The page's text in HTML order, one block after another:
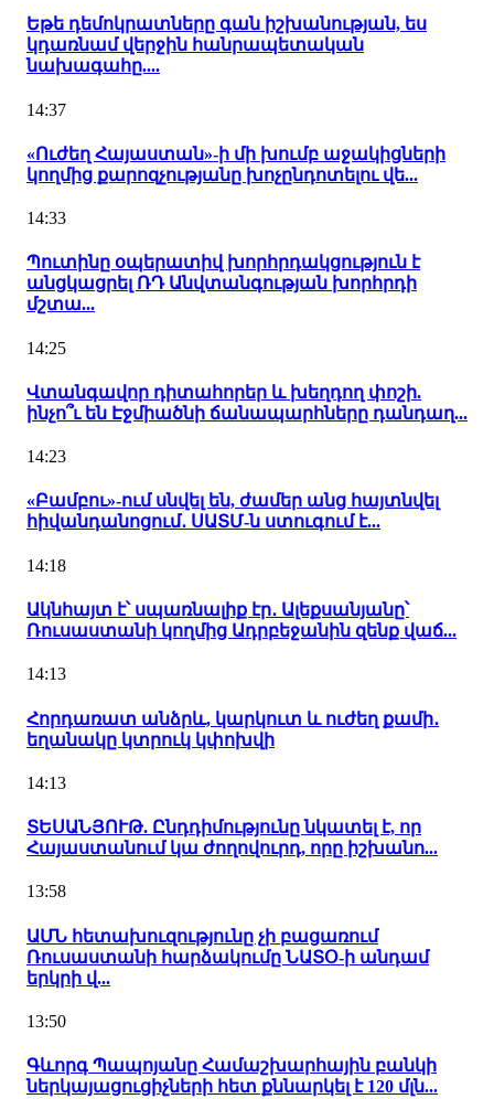
Եթե դեմոկրատները գան իշխանության, ես
կդառնամ վերջին հանրապետական
նախագահը....
14:37
«Ուժեղ Հայաստան»-ի մի խումբ աջակիցների
կողմից քարոզչությանը խոչընդոտելու վե...
14:33
Պուտինը օպերատիվ խորհրդակցություն է
անցկացրել ՌԴ Անվտանգության խորհրդի
մշտա...
14:25
Վտանգավոր դիտահորեր և խեղդող փոշի.
ինչո՞ւ են Էջմիածնի ճանապարհները դանդաղ...
14:23
«Բամբու»-ում սնվել են, ժամեր անց հայտնվել
հիվանդանոցում․ ՍԱՏՄ-ն ստուգում է...
14:18
Ակնհայտ է՝ սպառնալիք էր․ Ալեքսանյանը՝
Ռուսաստանի կողմից Ադրբեջանին զենք վաճ...
14:13
Հորդառատ անձրև, կարկուտ և ուժեղ քամի․
եղանակը կտրուկ կփոխվի
14:13
ՏԵՍԱՆՅՈՒԹ. Ընդդիմությունը նկատել է, որ
Հայաստանում կա ժողովուրդ, որը իշխանո...
13:58
ԱՄՆ հետախուզությունը չի բացառում
Ռուսաստանի հարձակումը ՆԱՏՕ-ի անդամ
երկրի վ...
13:50
Գևորգ Պապոյանը Համաշխարհային բանկի
ներկայացուցիչների հետ քննարկել է 120 մլն...